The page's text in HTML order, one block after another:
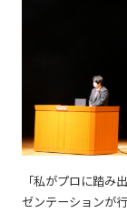
「私がプロに踏み
ゼンテーションが